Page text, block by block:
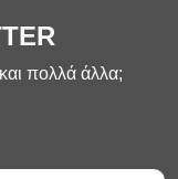
πολλά άλλα;